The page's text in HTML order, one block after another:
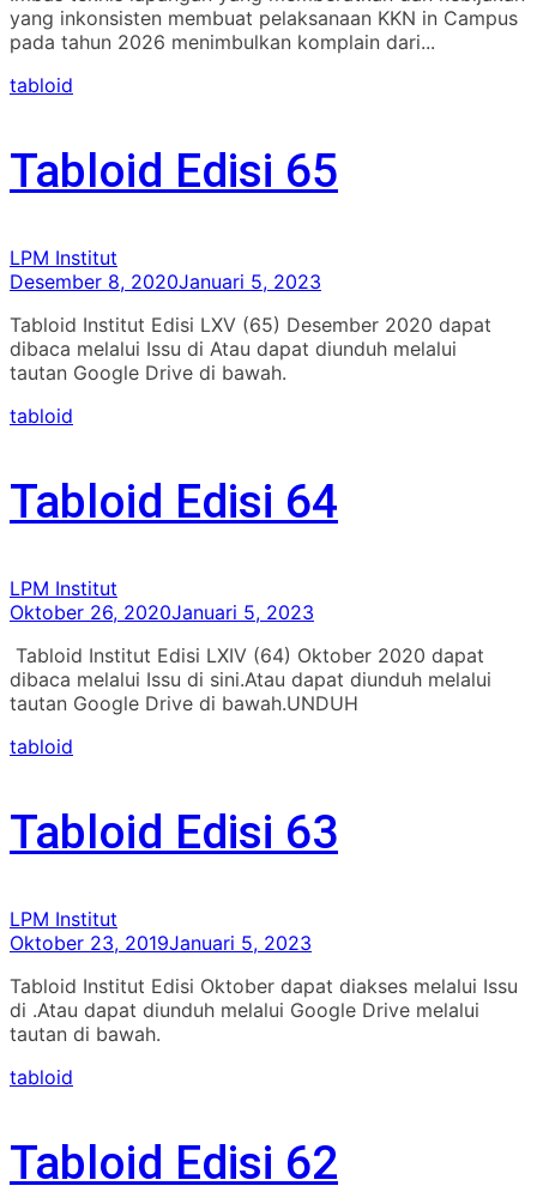
yang inkonsisten membuat pelaksanaan KKN in Campus
pada tahun 2026 menimbulkan komplain dari...
tabloid
Tabloid Edisi 65
LPM Institut
Desember 8, 2020Januari 5, 2023
Tabloid Institut Edisi LXV (65) Desember 2020 dapat
dibaca melalui Issu di Atau dapat diunduh melalui
tautan Google Drive di bawah.
tabloid
Tabloid Edisi 64
LPM Institut
Oktober 26, 2020Januari 5, 2023
Tabloid Institut Edisi LXIV (64) Oktober 2020 dapat
dibaca melalui Issu di sini.Atau dapat diunduh melalui
tautan Google Drive di bawah.UNDUH
tabloid
Tabloid Edisi 63
LPM Institut
Oktober 23, 2019Januari 5, 2023
Tabloid Institut Edisi Oktober dapat diakses melalui Issu
di .Atau dapat diunduh melalui Google Drive melalui
tautan di bawah.
tabloid
Tabloid Edisi 62